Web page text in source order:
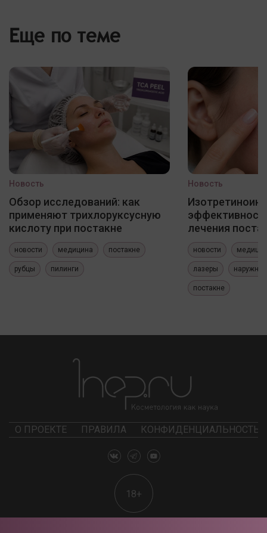
Еще по теме
Новость
Обзор исследований: как
применяют трихлоруксусную
кислоту при постакне
новости медицина постакне
рубцы пилинги
Новость
Изотретиноин
лечения
новости
лазеры
постакне
О ПРОЕКТЕ ПРАВИЛА КОНФИДЕНЦИАЛЬНОСТЬ
18+